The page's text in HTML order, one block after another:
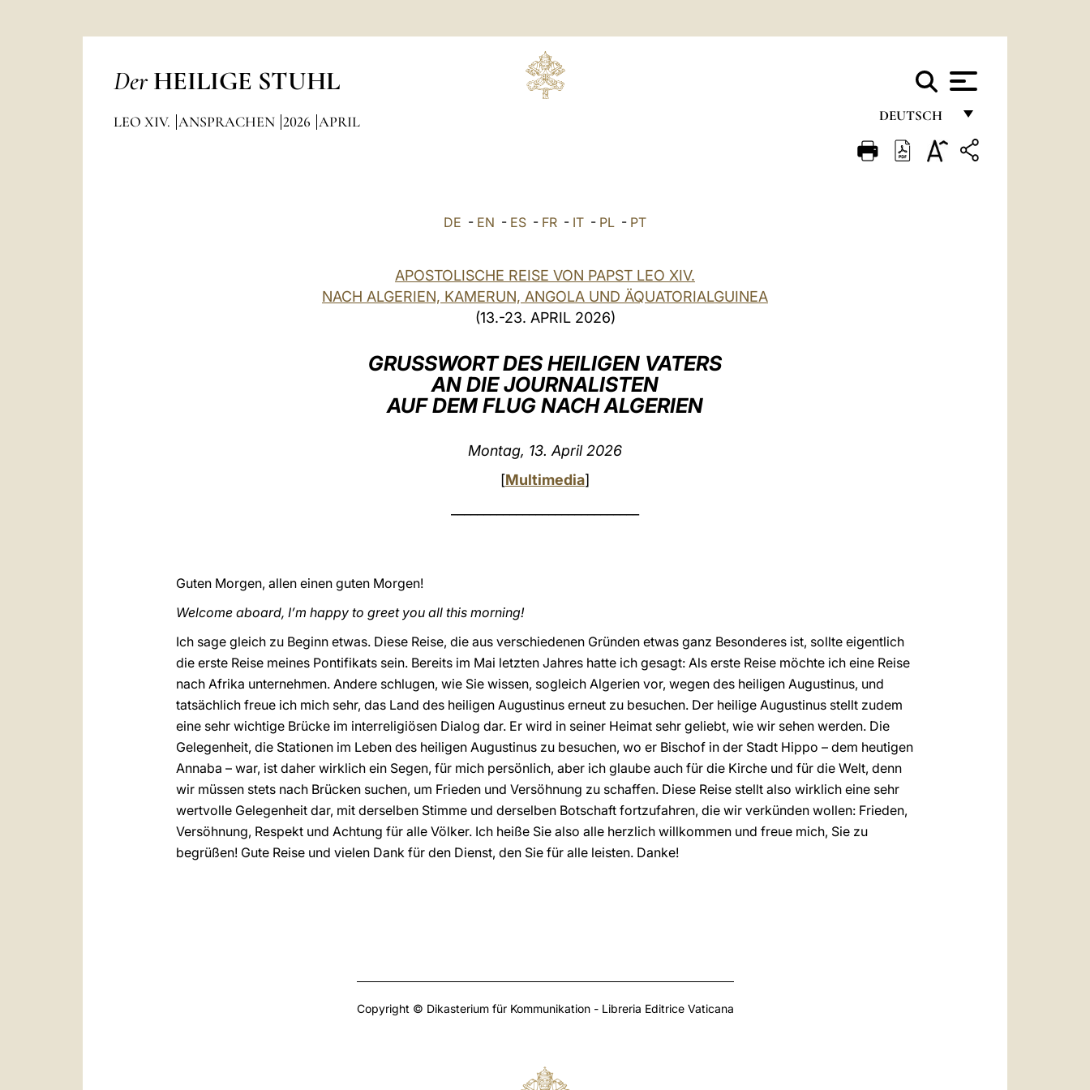
Der HEILIGE STUHL
DEUTSCH
FRANÇAIS
LEO XIV. ANSPRACHEN 2026 APRIL
DE - EN - ES - FR - IT - PL - PT
APOSTOLISCHE REISE VON PAPST LEO XIV.
NACH ALGERIEN, KAMERUN, ANGOLA UND ÄQUATORIALGUINEA
(13.-23. APRIL 2026)
GRUSSWORT DES HEILIGEN VATERS
AN DIE JOURNALISTEN
AUF DEM FLUG NACH ALGERIEN
Montag, 13. April 2026
[Multimedia]
Guten Morgen, allen einen guten Morgen!
Welcome aboard, I’m happy to greet you all this morning!
Ich sage gleich zu Beginn etwas. Diese Reise, die aus verschiedenen Gründen etwas ganz Besonderes ist, sollte eigentlich
die erste Reise meines Pontifikats sein. Bereits im Mai letzten Jahres hatte ich gesagt: Als erste Reise möchte ich eine Reise
nach Afrika unternehmen. Andere schlugen, wie Sie wissen, sogleich Algerien vor, wegen des heiligen Augustinus, und
tatsächlich freue ich mich sehr, das Land des heiligen Augustinus erneut zu besuchen. Der heilige Augustinus stellt zudem
eine sehr wichtige Brücke im interreligiösen Dialog dar. Er wird in seiner Heimat sehr geliebt, wie wir sehen werden. Die
Gelegenheit, die Stationen im Leben des heiligen Augustinus zu besuchen, wo er Bischof in der Stadt Hippo – dem heutigen
Annaba – war, ist daher wirklich ein Segen, für mich persönlich, aber ich glaube auch für die Kirche und für die Welt, denn
wir müssen stets nach Brücken suchen, um Frieden und Versöhnung zu schaffen. Diese Reise stellt also wirklich eine sehr
wertvolle Gelegenheit dar, mit derselben Stimme und derselben Botschaft fortzufahren, die wir verkünden wollen: Frieden,
Versöhnung, Respekt und Achtung für alle Völker. Ich heiße Sie also alle herzlich willkommen und freue mich, Sie zu
begrüßen! Gute Reise und vielen Dank für den Dienst, den Sie für alle leisten. Danke!
Copyright © Dikasterium für Kommunikation - Libreria Editrice Vaticana